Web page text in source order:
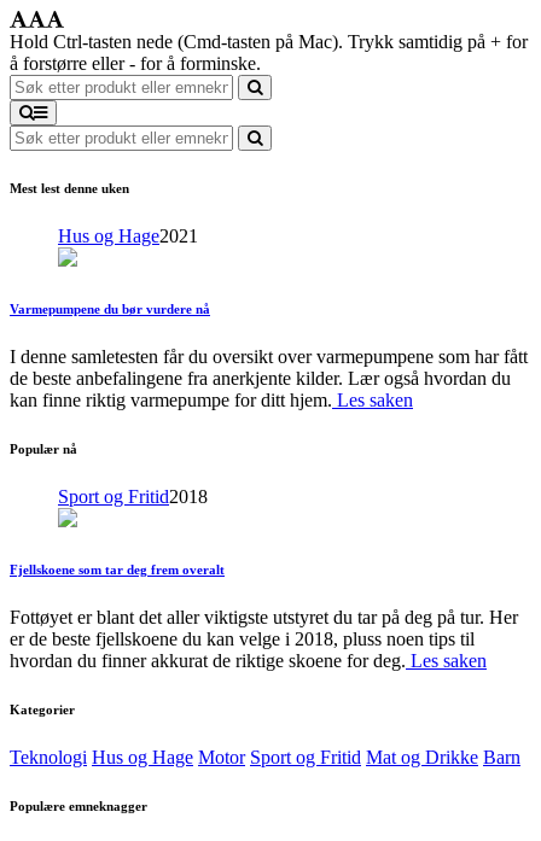
Hold Ctrl-tasten nede (Cmd-tasten på Mac). Trykk samtidig på + for
å forstørre eller - for å forminske.
Mest lest denne uken
Hus og Hage2021
Varmepumpene du bør vurdere nå
I denne samletesten får du oversikt over varmepumpene som har fått
de beste anbefalingene fra anerkjente kilder. Lær også hvordan du
kan finne riktig varmepumpe for ditt hjem. Les saken
Populær nå
Sport og Fritid2018
Fjellskoene som tar deg frem overalt
Fottøyet er blant det aller viktigste utstyret du tar på deg på tur. Her
er de beste fjellskoene du kan velge i 2018, pluss noen tips til
hvordan du finner akkurat de riktige skoene for deg. Les saken
Kategorier
Teknologi Hus og Hage Motor Sport og Fritid Mat og Drikke Barn
Populære emneknagger